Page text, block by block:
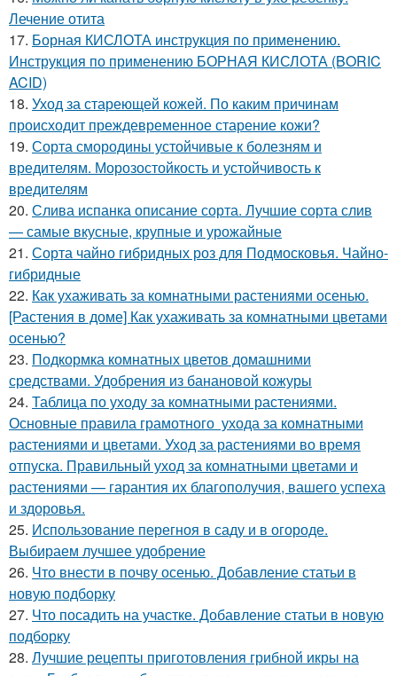
Лечение отита
17. Борная КИСЛОТА инструкция по применению.
Инструкция по применению БОРНАЯ КИСЛОТА (BORIC
ACID)
18. Уход за стареющей кожей. По каким причинам
происходит преждевременное старение кожи?
19. Сорта смородины устойчивые к болезням и
вредителям. Морозостойкость и устойчивость к
вредителям
20. Слива испанка описание сорта. Лучшие сорта слив
— самые вкусные, крупные и урожайные
21. Сорта чайно гибридных роз для Подмосковья. Чайно-
гибридные
22. Как ухаживать за комнатными растениями осенью.
[Растения в доме] Как ухаживать за комнатными цветами
осенью?
23. Подкормка комнатных цветов домашними
средствами. Удобрения из банановой кожуры
24. Таблица по уходу за комнатными растениями.
Основные правила грамотного ухода за комнатными
растениями и цветами. Уход за растениями во время
отпуска. Правильный уход за комнатными цветами и
растениями — гарантия их благополучия, вашего успеха
и здоровья.
25. Использование перегноя в саду и в огороде.
Выбираем лучшее удобрение
26. Что внести в почву осенью. Добавление статьи в
новую подборку
27. Что посадить на участке. Добавление статьи в новую
подборку
28. Лучшие рецепты приготовления грибной икры на